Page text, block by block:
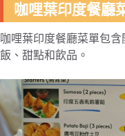
咖哩葉印度餐廳
咖哩葉印度餐廳菜單包
飯、甜點和飲品。